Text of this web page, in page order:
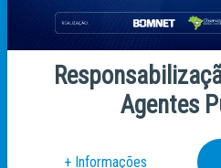
Agentes